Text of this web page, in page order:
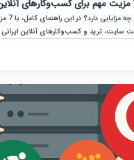
سرور مجازی ارمنستان چیست و چه مزایایی دارد؟ در این راهنمای کامل، با 7
و کسب‌وکارهای آنلاین ایرانی آشنا